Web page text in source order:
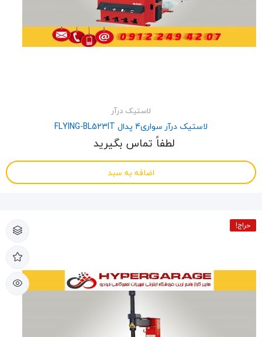
لاستیک درآر
لاستیک درآر سواری4 پدال FLYING-BL523IT
لطفاً تماس بگیرید
اضافه به سبد
حراج!